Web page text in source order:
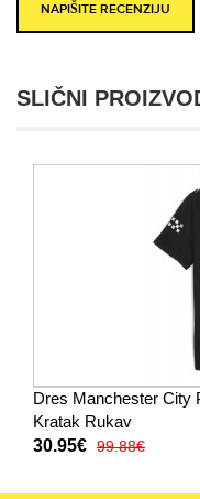
NAPIŠITE RECENZIJU
SLIČNI
Dres Manchester City
Kratak Rukav
30.95€ 99.88€